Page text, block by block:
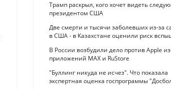
Трамп раскрыл, кого хочет видеть
президентом США
Две смерти и тысячи заболевших из-за
в США - в Казахстане оценили риск
В России возбудили дело против Apple
приложений MAX и RuStore
"Буллинг никуда не исчез". Что показала
экспертная оценка госпрограммы